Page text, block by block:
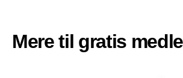
Mere til gratis